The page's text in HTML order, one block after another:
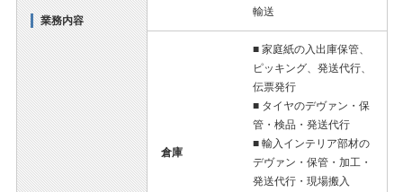
業務内容
輸送
倉庫
■ 家庭紙の入出庫保管、
ピッキング、発送代行、
伝票発行
■ タイヤのデヴァン・保
管・検品・発送代行
■ 輸入インテリア部材の
デヴァン・保管・加工・
発送代行・現場搬入